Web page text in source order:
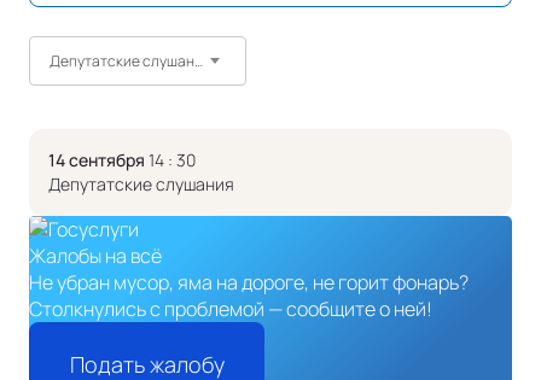
Депутатские слушания
14 сентября 14 : 30
Депутатские слушания
Жалобы на всё
Не убран мусор, яма на дороге, не горит фонарь?
Столкнулись с проблемой — сообщите о ней!
Подать жалобу